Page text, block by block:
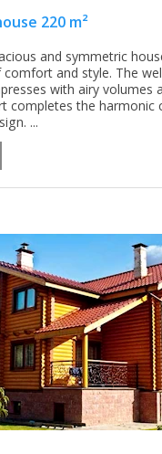
220 m²
and symmetric
and style. The
with airy volumes
completes the harmonic
...